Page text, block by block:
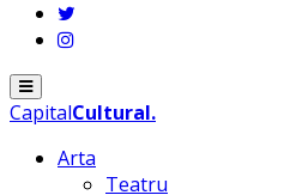
Menu
CapitalCultural.
Arta
Teatru